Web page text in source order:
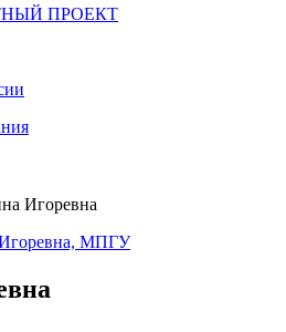
ПРОЕКТ
Игоревна